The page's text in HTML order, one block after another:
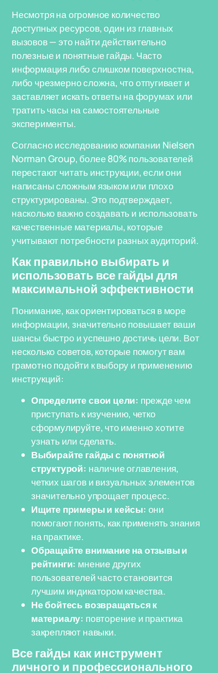
Несмотря на огромное количество
доступных ресурсов, один из главных
вызовов — это найти действительно
полезные и понятные гайды. Часто
информация либо слишком поверхностна,
либо чрезмерно сложна, что отпугивает и
заставляет искать ответы на форумах или
тратить часы на самостоятельные
эксперименты.
Согласно исследованию компании Nielsen
Norman Group, более 80% пользователей
перестают читать инструкции, если они
написаны сложным языком или плохо
структурированы. Это подтверждает,
насколько важно создавать и использовать
качественные материалы, которые
учитывают потребности разных аудиторий.
Как правильно выбирать и
использовать все гайды для
максимальной эффективности
Понимание, как ориентироваться в море
информации, значительно повышает ваши
шансы быстро и успешно достичь цели. Вот
несколько советов, которые помогут вам
грамотно подойти к выбору и применению
инструкций:
Определите свои цели: прежде чем
приступать к изучению, четко
сформулируйте, что именно хотите
узнать или сделать.
Выбирайте гайды с понятной
структурой: наличие оглавления,
четких шагов и визуальных элементов
значительно упрощает процесс.
Ищите примеры и кейсы: они
помогают понять, как применять знания
на практике.
Обращайте внимание на отзывы и
рейтинги: мнение других
пользователей часто становится
лучшим индикатором качества.
Не бойтесь возвращаться к
материалу: повторение и практика
закрепляют навыки.
Все гайды как инструмент
личного и профессионального